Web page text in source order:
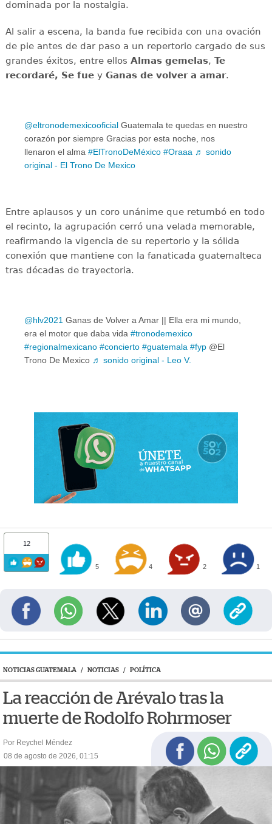
dominada por la nostalgia.
Al salir a escena, la banda fue recibida con una ovación
de pie antes de dar paso a un repertorio cargado de sus
grandes éxitos, entre ellos Almas gemelas, Te
recordaré, Se fuey Ganas de volver a amar.
@eltronodemexicooficial Guatemala te quedas en nuestro
corazón por siempre Gracias por esta noche, nos
llenaron el alma #ElTronoDeMéxico #Oraaa ♬ sonido
original - El Trono De Mexico
Entre aplausos y un coro unánime que retumbó en todo
el recinto, la agrupación cerró una velada memorable,
reafirmando la vigencia de su repertorio y la sólida
conexión que mantiene con la fanaticada guatemalteca
tras décadas de trayectoria.
@hlv2021 Ganas de Volver a Amar || Ella era mi mundo,
era el motor que daba vida #tronodemexico
#regionalmexicano #concierto #guatemala #fyp @El
Trono De Mexico ♬ sonido original - Leo V.
12
5 4 2 1
NOTICIAS GUATEMALA / NOTICIAS / POLÍTICA
La reacción de Arévalo tras la
muerte de Rodolfo Rohrmoser
Por Reychel Méndez
08 de agosto de 2026, 01:15